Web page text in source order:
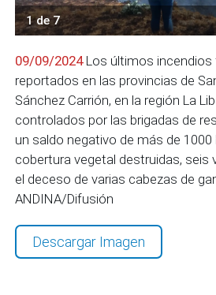
1 de 7
09/09/2024Los últimos incendios
reportados en las provincias de
Sánchez Carrión, en la región La
controlados por las brigadas de
un saldo negativo de más de
cobertura vegetal destruidas, seis
el deceso de varias cabezas de
ANDINA/Difusión
Descargar Imagen